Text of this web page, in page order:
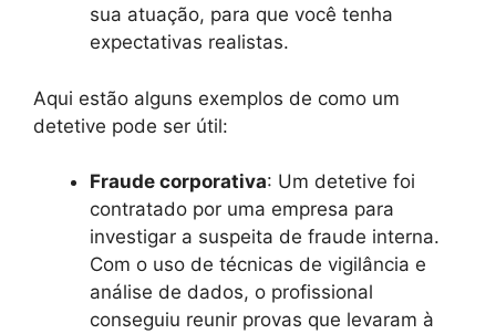
sua atuação, para que você tenha
expectativas realistas.
Aqui estão alguns exemplos de como um
detetive pode ser útil:
Fraude corporativa: Um detetive foi
contratado por uma empresa para
investigar a suspeita de fraude interna.
Com o uso de técnicas de vigilância e
análise de dados, o profissional
conseguiu reunir provas que levaram à